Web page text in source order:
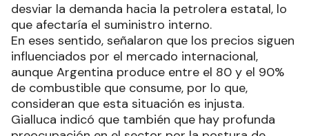
desviar la demanda hacia la petrolera estatal, lo
que afectaría el suministro interno.
En eses sentido, señalaron que los precios siguen
influenciados por el mercado internacional,
aunque Argentina produce entre el 80 y el 90%
de combustible que consume, por lo que,
consideran que esta situación es injusta.
Gialluca indicó que también que hay profunda